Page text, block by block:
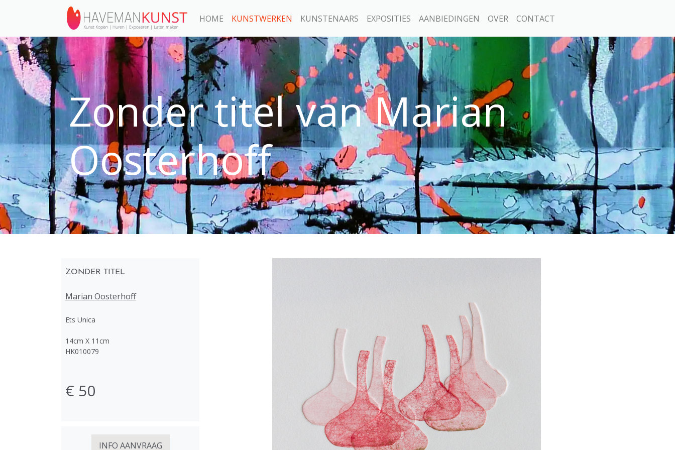
HOME KUNSTWERKEN KUNSTENAARS EXPOSITIES AANBIEDINGEN OVER CONTACT
Zonder titel van Marian
Oosterhoff
ZONDER TITEL
Marian Oosterhoff
Ets Unica
14cm X 11cm
HK010079
€ 50
INFO AANVRAAG